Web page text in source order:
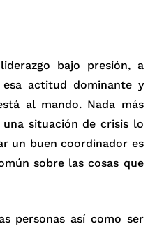
bajo presión, a
esa actitud dominante y
al mando. Nada más
situación de crisis lo
un buen coordinador es
sobre las cosas que
personas así como ser